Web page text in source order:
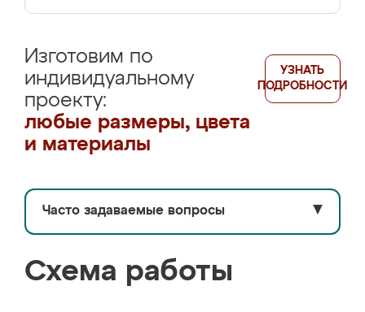
Изготовим по
индивидуальному
проекту:
любые размеры, цвета
и материалы
УЗНАТЬ
ПОДРОБНОСТИ
Часто задаваемые вопросы ▼
Схема работы